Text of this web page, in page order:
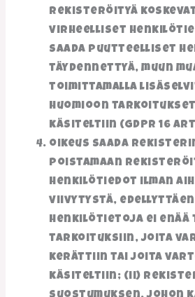
rekisteröityä
virheelliset
saada puutteelliset
täydennettyä, muun
toimittamalla
huomioon
käsiteltiin (GDPR 16
oikeus saada
poistamaan
henkilötiedot ilman
viivytystä,
henkilötietoja ei enää
tarkoituksiin, joita
kerättiin tai joita
käsiteltiin; (ii)